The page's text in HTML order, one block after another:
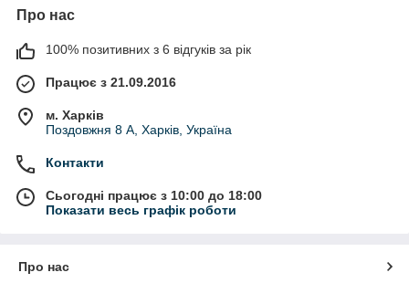
Про нас
100% позитивних з 6 відгуків за рік
Працює з 21.09.2016
м. Харків
Поздовжня 8 А, Харків, Україна
Контакти
Сьогодні працює з 10:00 до 18:00
Показати весь графік роботи
Про нас